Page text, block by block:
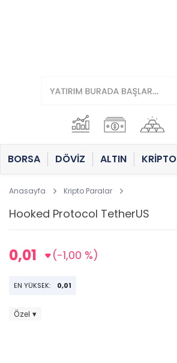
BORSA DÖVİZ ALTIN KRİPTO
Anasayfa Kripto Paralar
0,01 (-1,00 %)
EN YÜKSEK: 0,01
Özel ▾